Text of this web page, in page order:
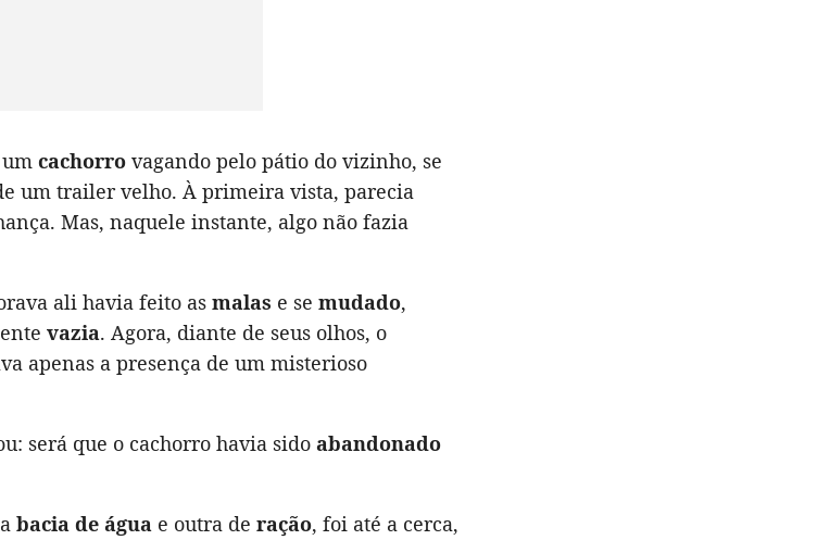
cachorro vagando pelo pátio do vizinho, se
um trailer velho. À primeira vista, parecia
Mas, naquele instante, algo não fazia
ali havia feito as malas e se mudado,
vazia. Agora, diante de seus olhos, o
apenas a presença de um misterioso
será que o cachorro havia sido abandonado
bacia de água e outra de ração, foi até a cerca,